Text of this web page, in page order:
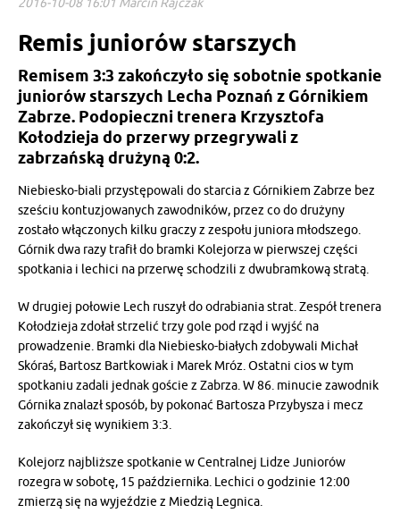
Remis juniorów starszych
Remisem 3:3 zakończyło się sobotnie spotkanie
juniorów starszych Lecha Poznań z Górnikiem
Zabrze. Podopieczni trenera Krzysztofa
Kołodzieja do przerwy przegrywali z
zabrzańską drużyną 0:2.
Niebiesko-biali przystępowali do starcia z Górnikiem Zabrze bez
sześciu kontuzjowanych zawodników, przez co do drużyny
zostało włączonych kilku graczy z zespołu juniora młodszego.
Górnik dwa razy trafił do bramki Kolejorza w pierwszej części
spotkania i lechici na przerwę schodzili z dwubramkową stratą.
W drugiej połowie Lech ruszył do odrabiania strat. Zespół trenera
Kołodzieja zdołał strzelić trzy gole pod rząd i wyjść na
prowadzenie. Bramki dla Niebiesko-białych zdobywali Michał
Skóraś, Bartosz Bartkowiak i Marek Mróz. Ostatni cios w tym
spotkaniu zadali jednak goście z Zabrza. W 86. minucie zawodnik
Górnika znalazł sposób, by pokonać Bartosza Przybysza i mecz
zakończył się wynikiem 3:3.
Kolejorz najbliższe spotkanie w Centralnej Lidze Juniorów
rozegra w sobotę, 15 października. Lechici o godzinie 12:00
zmierzą się na wyjeździe z Miedzią Legnica.